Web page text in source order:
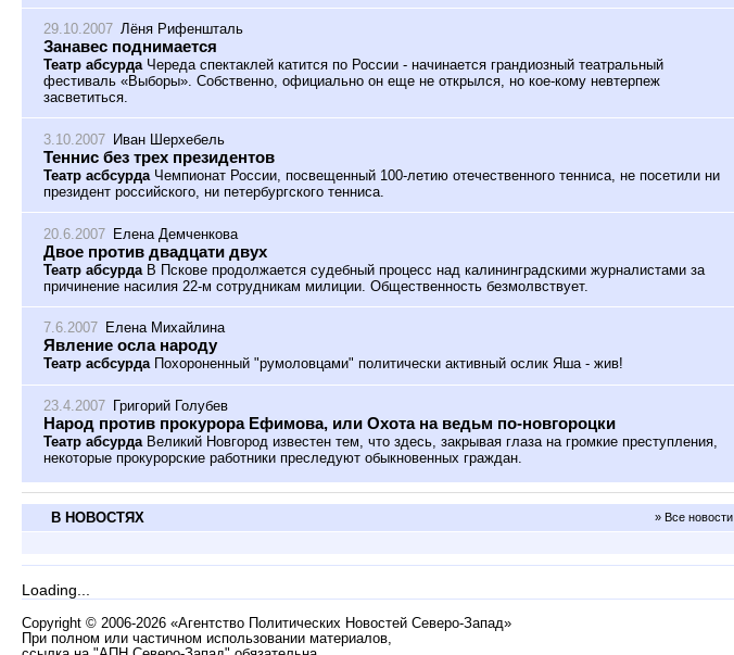
29.10.2007 Лёня Рифеншталь
Занавес поднимается
Театр абсурдаЧереда спектаклей катится по России - начинается грандиозный театральный
фестиваль «Выборы». Собственно, официально он еще не открылся, но кое-кому невтерпеж
засветиться.
3.10.2007 Иван Шерхебель
Теннис без трех президентов
Театр асбсурда Чемпионат России, посвещенный 100-летию отечественного тенниса, не посетили ни
президент российского, ни петербургского тенниса.
20.6.2007 Елена Демченкова
Двое против двадцати двух
Театр абсурда В Пскове продолжается судебный процесс над калининградскими журналистами за
причинение насилия 22-м сотрудникам милиции. Общественность безмолвствует.
7.6.2007 Елена Михайлина
Явление осла народу
Театр асбсурдаПохороненный "румоловцами" политически активный ослик Яша - жив!
23.4.2007 Григорий Голубев
Народ против прокурора Ефимова, или Охота на ведьм по-новгороцки
Театр абсурда Великий Новгород известен тем, что здесь, закрывая глаза на громкие преступления,
некоторые прокурорские работники преследуют обыкновенных граждан.
В НОВОСТЯХ » Все новости
Loading...
Copyright © 2006-2026 «Агентство Политических Новостей Северо-Запад»
При полном или частичном использовании материалов,